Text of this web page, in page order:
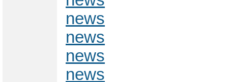
news
news
news
news